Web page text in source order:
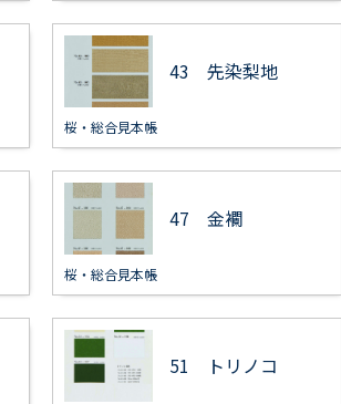
43 先染梨地
桜・総合見本帳
47 金襴
桜・総合見本帳
51 トリノコ